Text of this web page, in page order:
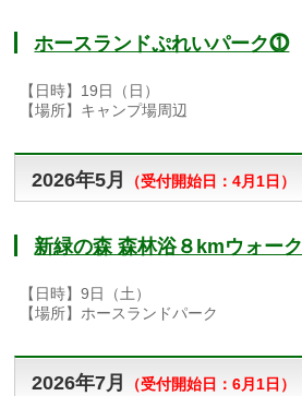
ホースランドぷれいパーク⓵
【日時】19日（日）
【場所】キャンプ場周辺
2026年5月 （受付開始日：4月1日）
新緑の森 森林浴８kmウォーク
【日時】9日（土）
【場所】ホースランドパーク
2026年7月 （受付開始日：6月1日）